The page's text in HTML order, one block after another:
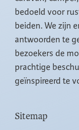
bedoeld voor
beiden. We zijn
antwoorden te
bezoekers de
prachtige
geïnspireerd te
Sitemap